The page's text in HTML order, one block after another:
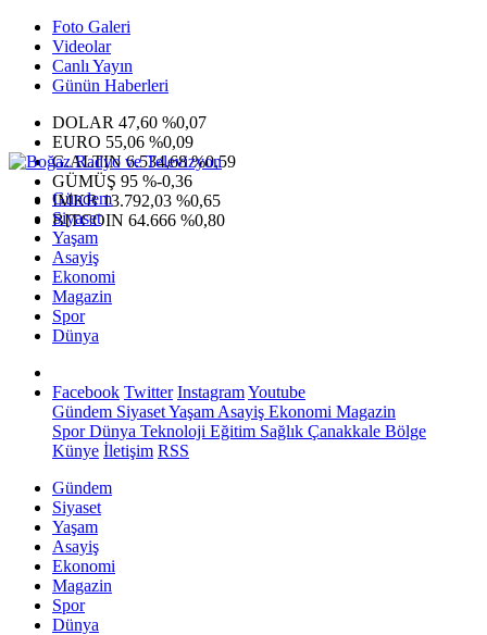
Foto Galeri
Videolar
Canlı Yayın
Günün Haberleri
DOLAR 47,60 %0,07
EURO 55,06 %0,09
G.ALTIN6.534,68 %0,59
GÜMÜŞ 95 %-0,36
IMKB13.792,03 %0,65
BITCOIN 64.666 %0,80
Gündem
Siyaset
Yaşam
Asayiş
Ekonomi
Magazin
Spor
Dünya
Facebook Twitter InstagramYoutube
Gündem SiyasetYaşam Asayiş Ekonomi Magazin
SporDünya Teknoloji Eğitim Sağlık Çanakkale Bölge
Künye İletişim RSS
Gündem
Siyaset
Yaşam
Asayiş
Ekonomi
Magazin
Spor
Dünya